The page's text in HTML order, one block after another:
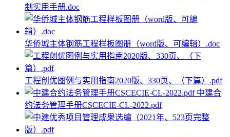
制实用手册.doc
华侨城主体钢筋工程样板图册（word版、可编辑）.doc
工程创优图例与实用指南2020版、330页、（下篇）.pdf
中建合
约法务管理手册CSCECIE-CL-2022.pdf